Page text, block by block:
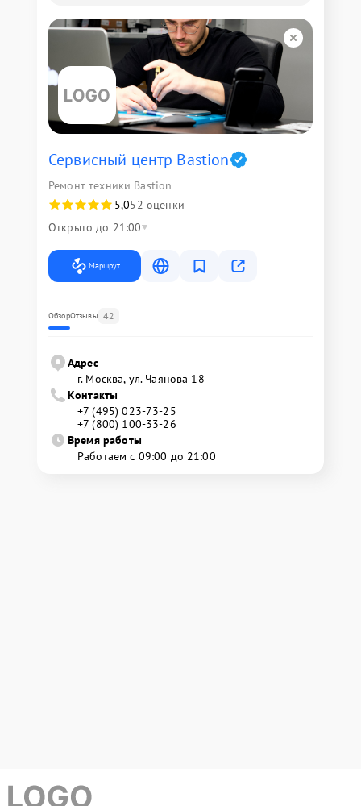
Сервисный центр Bastion
Ремонт техники Bastion
5,052 оценки
Открыто до 21:00
Маршрут
ОбзорОтзывы 42
Адрес
г. Москва, ул. Чаянова 18
Контакты
+7 (495) 023-73-25
+7 (800) 100-33-26
Время работы
Работаем с 09:00 до 21:00